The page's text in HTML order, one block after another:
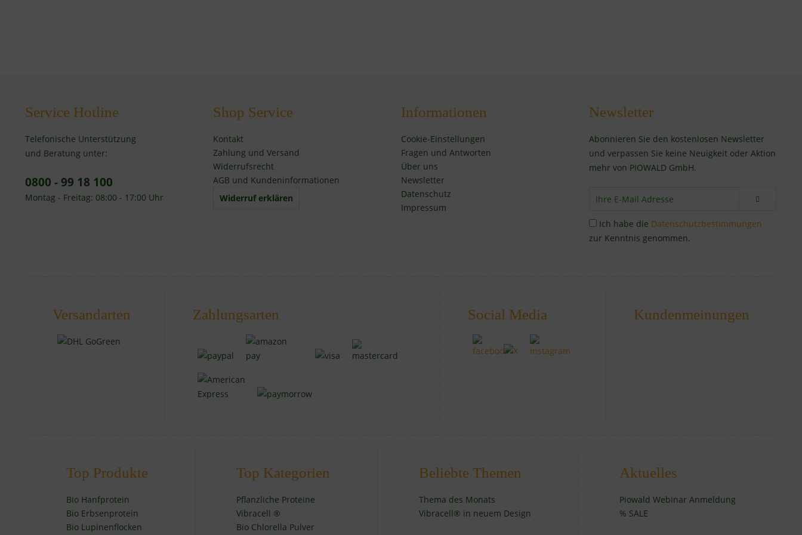
Service Hotline
Telefonische Unterstützung
und Beratung unter:
0800 - 99 18 100
Montag - Freitag: 08:00 - 17:00 Uhr
Shop Service
Kontakt
Zahlung und Versand
Widerrufsrecht
AGB und Kundeninformationen
Widerruf erklären
Informationen
Cookie-Einstellungen
Fragen und Antworten
Über uns
Newsletter
Datenschutz
Impressum
Newsletter
Abonnieren Sie den kostenlosen Newsletter
und verpassen Sie keine Neuigkeit oder Aktion
mehr von PIOWALD GmbH.
Ich habe die Datenschutzbestimmungen
zur Kenntnis genommen.
Versandarten Zahlungsarten Social Media Kundenmeinungen
Top Produkte
Bio Hanfprotein
Bio Erbsenprotein
Bio Lupinenflocken
Top Kategorien
Pflanzliche Proteine
Vibracell ®
Bio Chlorella Pulver
Beliebte Themen
Thema des Monats
Vibracell® in neuem Design
Aktuelles
Piowald Webinar Anmeldung
% SALE